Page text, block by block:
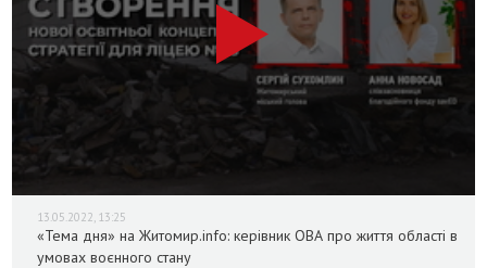
13.05.2022, 13:25
«Тема дня» на Житомир.info: керівник ОВА про життя області в
умовах воєнного стану